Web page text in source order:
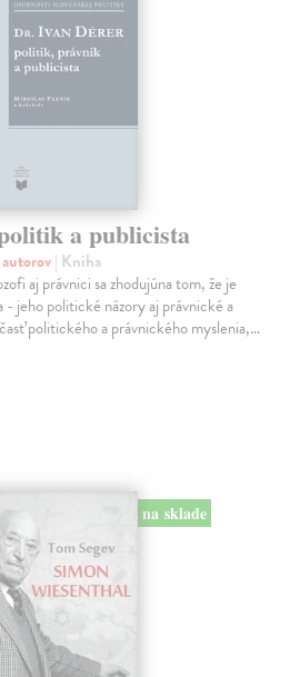
a publicista
| Kniha
aj právnici sa zhodujúna tom, že je
- jeho politické názory aj právnické a
politického a právnického myslenia,…
na sklade